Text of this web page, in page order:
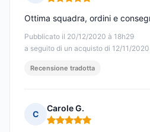
Nota: 5 su 5
Pubblicato il 20/12/2020 à 18h29
a seguito di un acquisto di 12/11/2020
Ottima squadra, ordini e
Recensione tradotta
C
Carole G.
Nota: 5 su 5